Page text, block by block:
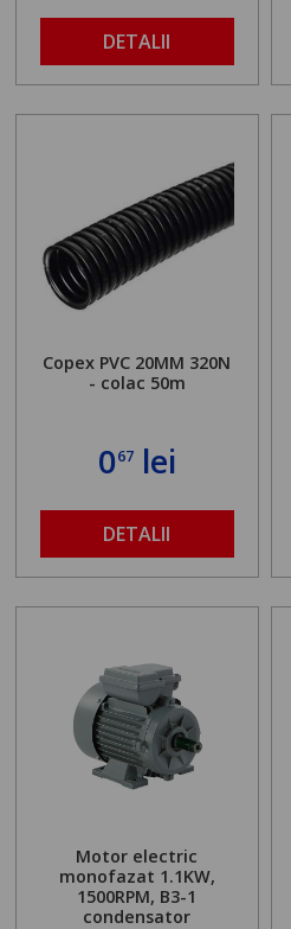
DETALII
Copex PVC 20MM 320N
- colac 50m
067lei
DETALII
Motor electric
monofazat 1.1KW,
1500RPM, B3-1
condensator